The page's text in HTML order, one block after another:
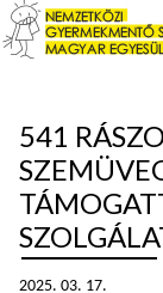
541
2025. 03. 17.